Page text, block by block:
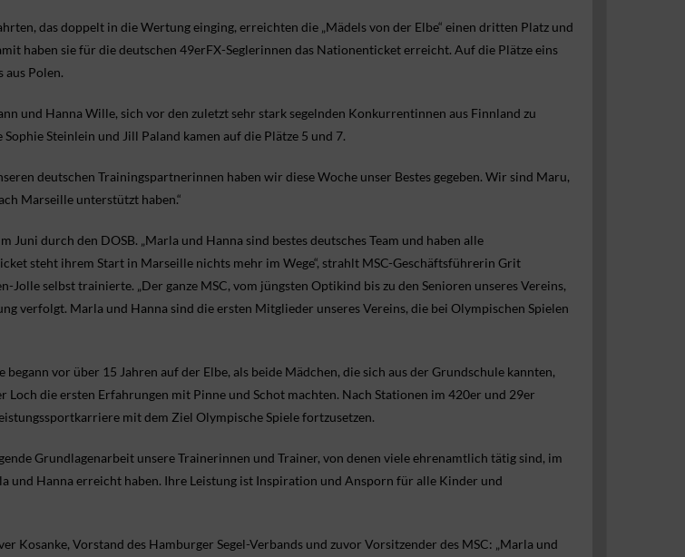
das doppelt in die Wertung einging, erreichten die „Mädels von der Elbe“ einen dritten Platz und
haben sie für die deutschen 49erFX-Seglerinnen das Nationenticket erreicht. Auf die Plätze eins
aus Polen.
und Hanna Wille, sich vor den zuletzt sehr stark segelnden Konkurrentinnen aus Finnland zu
Steinlein und Jill Paland kamen auf die Plätze 5 und 7.
deutschen Trainingspartnerinnen haben wir diese Woche unser Bestes gegeben. Wir sind Maru,
Marseille unterstützt haben.“
durch den DOSB. „Marla und Hanna sind bestes deutsches Team und haben alle
steht ihrem Start in Marseille nichts mehr im Wege“, strahlt MSC-Geschäftsführerin Grit
selbst trainierte. „Der ganze MSC, vom jüngsten Optikind bis zu den Senioren unseres Vereins,
verfolgt. Marla und Hanna sind die ersten Mitglieder unseres Vereins, die bei Olympischen Spielen
vor über 15 Jahren auf der Elbe, als beide Mädchen, die sich aus der Grundschule kannten,
die ersten Erfahrungen mit Pinne und Schot machten. Nach Stationen im 420er und 29er
mit dem Ziel Olympische Spiele fortzusetzen.
Grundlagenarbeit unsere Trainerinnen und Trainer, von denen viele ehrenamtlich tätig sind, im
und Hanna erreicht haben. Ihre Leistung ist Inspiration und Ansporn für alle Kinder und
Kosanke, Vorstand des Hamburger Segel-Verbands und zuvor Vorsitzender des MSC: „Marla und